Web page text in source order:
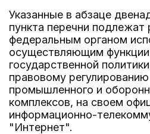
Указанные в абзаце
пункта перечни
федеральным органом
осуществляющим
государственной
правовому
промышленного и
комплексов, на своем
информационно-
"Интернет".